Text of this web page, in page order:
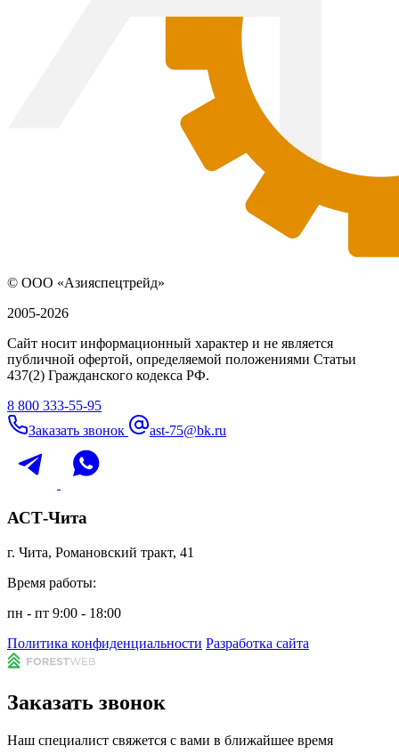
© ООО «Азияспецтрейд»
2005-2026
Сайт носит информационный характер и не является
публичной офертой, определяемой положениями Статьи
437(2) Гражданского кодекса РФ.
8 800 333-55-95
Заказать звонок
ast-75@bk.ru
АСТ-Чита
г. Чита, Романовский тракт, 41
Время работы:
пн - пт 9:00 - 18:00
Политика конфиденциальности Разработка сайта
Заказать звонок
Наш специалист свяжется с вами в ближайшее время